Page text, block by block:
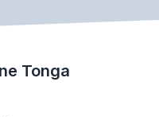
Tonga